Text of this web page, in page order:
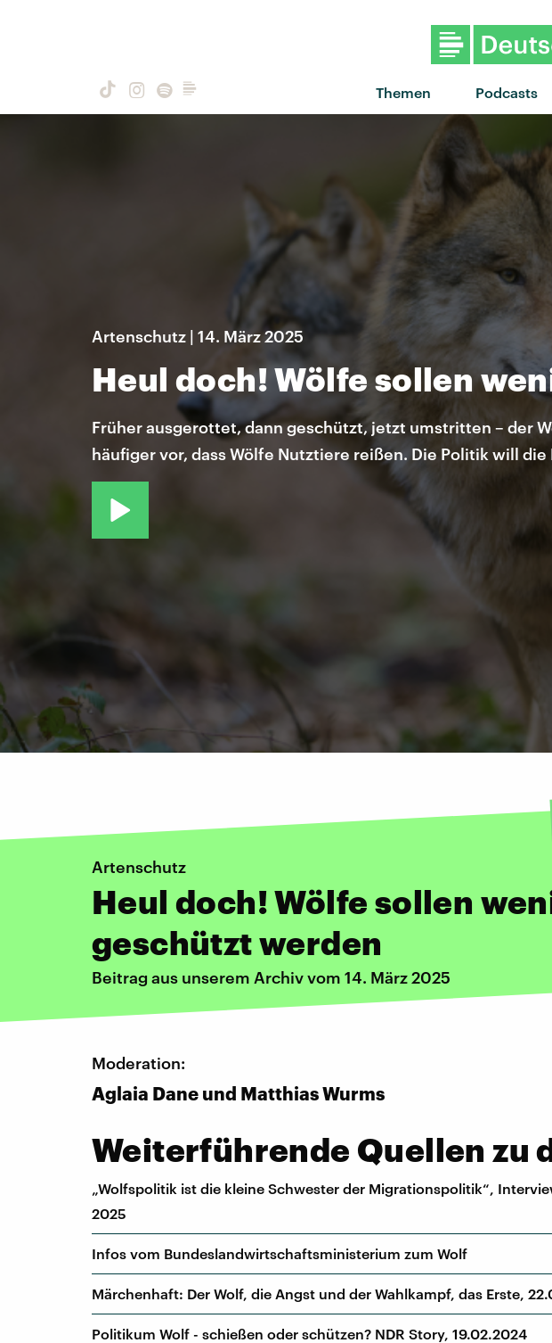
Themen Podcasts
Artenschutz | 14. März 2025
Heul doch! Wölfe sollen
Früher ausgerottet, dann geschützt, jetzt umstritten – der
häufiger vor, dass Wölfe Nutztiere reißen. Die Politik will
Artenschutz
Heul doch! Wölfe sollen
geschützt werden
Beitrag aus unserem Archiv vom 14. März 2025
Moderation:
Aglaia Dane und Matthias Wurms
Weiterführende Quellen zu
„Wolfspolitik ist die kleine Schwester der Migrationspolitik“,
2025
Infos vom Bundeslandwirtschaftsministerium zum Wolf
Märchenhaft: Der Wolf, die Angst und der Wahlkampf, das Erste,
Politikum Wolf - schießen oder schützen? NDR Story, 19.02.2024